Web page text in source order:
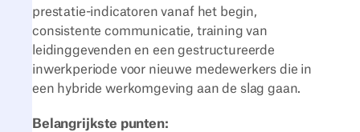
prestatie-indicatoren vanaf het begin,
consistente communicatie, training van
leidinggevenden en een gestructureerde
inwerkperiode voor nieuwe medewerkers die in
een hybride werkomgeving aan de slag gaan.
Belangrijkste punten: